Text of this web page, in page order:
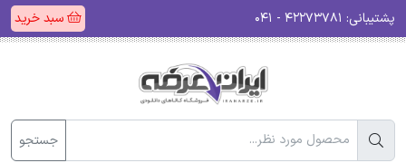
پشتیبانی: سبد خرید
جستجو